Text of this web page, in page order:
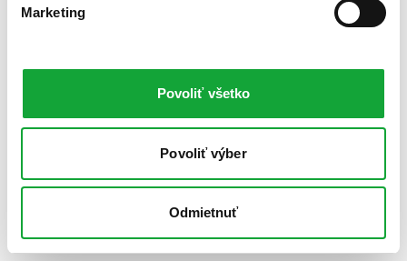
Marketing
Povoliť všetko
Povoliť výber
Odmietnuť